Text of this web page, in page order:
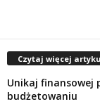
Czytaj więcej
Unikaj finansowej
budżetowaniu